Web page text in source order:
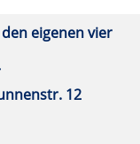
eigenen vier
12